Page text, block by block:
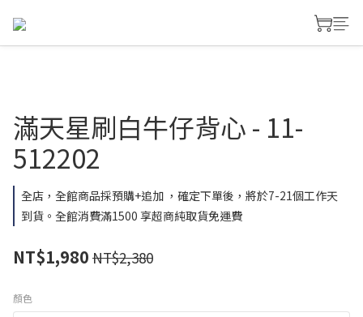
滿天星刷白牛仔背心 - 11-
512202
全店，全館商品採預購+追加 ，確定下單後，將於7-21個工作天
到貨。全館消費滿1500 享超商純取貨免運費
NT$1,980 NT$2,380
顏色